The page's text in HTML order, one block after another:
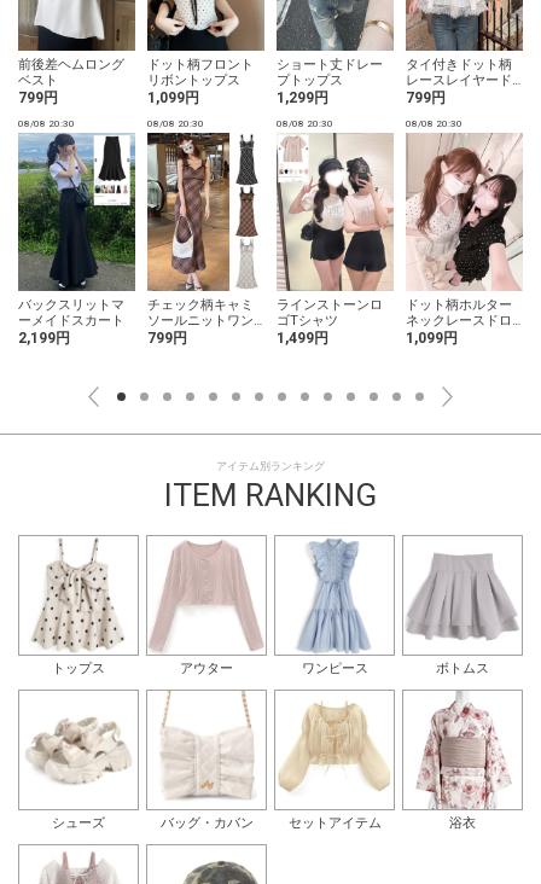
前後差ヘムロング
ベスト
799円
ドット柄フロント
リボントップス
1,099円
ショート丈ドレー
プトップス
1,299円
タイ付きドット柄
レースレイヤード
ギャザーブラウス
799円
08/08 20:30
バックスリットマ
ーメイドスカート
2,199円
08/08 20:30
チェック柄キャミ
ソールニットワン
ピース
799円
08/08 20:30
ラインストーンロ
ゴTシャツ
1,499円
08/08 20:30
ドット柄ホルター
ネックレースドロ
ストトップス
1,099円
アイテム別ランキング
ITEM RANKING
トップス アウター ワンピース ボトムス
シューズ バッグ・カバン セットアイテム 浴衣